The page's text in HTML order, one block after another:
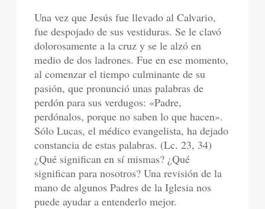
Una vez que Jesús fue llevado al Calvario,
fue despojado de sus vestiduras. Se le clavó
dolorosamente a la cruz y se le alzó en
medio de dos ladrones. Fue en ese momento,
al comenzar el tiempo culminante de su
pasión, que pronunció unas palabras de
perdón para sus verdugos: «Padre,
perdónalos, porque no saben lo que hacen».
Sólo Lucas, el médico evangelista, ha dejado
constancia de estas palabras. (Lc. 23, 34)
¿Qué significan en sí mismas? ¿Qué
significan para nosotros? Una revisión de la
mano de algunos Padres de la Iglesia nos
puede ayudar a entenderlo mejor.